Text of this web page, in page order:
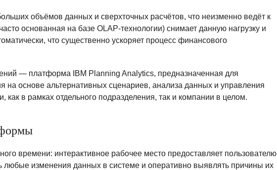
объёмов данных и сверхточных расчётов, что неизменно ведёт к
основанная на базе OLAP-технологии) снимает данную нагрузку и
что существенно ускоряет процесс финансового
— платформа IBM Planning Analytics, предназначенная для
на основе альтернативных сценариев, анализа данных и управления
в рамках отдельного подразделения, так и компании в целом.
времени: интерактивное рабочее место предоставляет пользователю
любые изменения данных в системе и оперативно выявлять причины их